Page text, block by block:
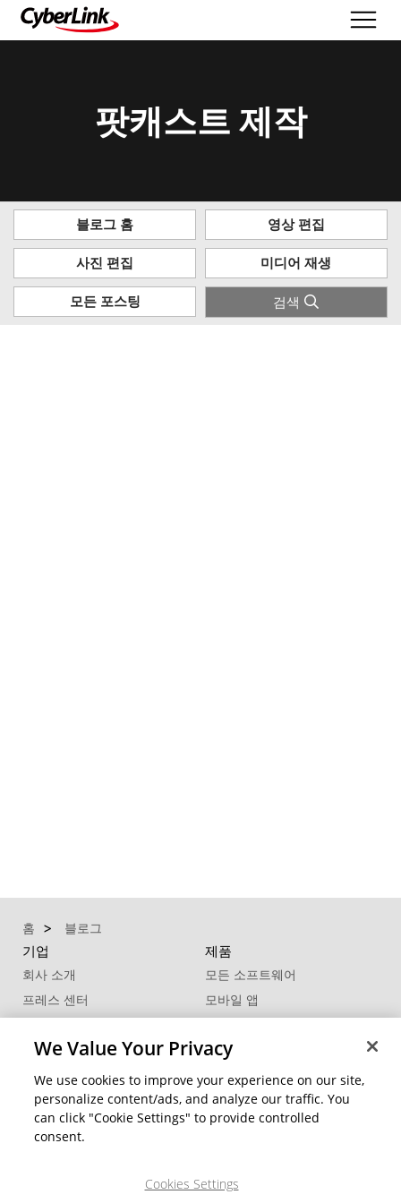
팟캐스트 제작
블로그 홈 영상 편집
사진 편집 미디어 재생
모든 포스팅 검색
홈 블로그
기업
회사 소개
프레스 센터
제휴 프로그램
연락처
제품
모든 소프트웨어
모바일 앱
추천 프로그램
비즈니스 솔루션
FaceMe®SDK
고객 지원
학습 센터
We Value Your Privacy
We use cookies to improve your experience on our site,
personalize content/ads, and analyze our traffic. You
can click "Cookie Settings" to provide controlled
consent.
Cookies Settings